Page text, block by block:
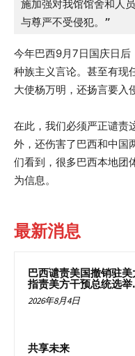
施加强对我馆馆舍和人
与尊严不受侵犯。”
今年巴西9月7日国庆日后
种族主义言论。甚至有现
大使杨万明，还扬言要入
在此，我们必须严正谴责
外，还伤害了巴西和中国
们看到，很多巴西本地团
为信息。
最新消息
巴西谴责美国撤销驻
指责美方干预总统选
2026年8月4日
共享未来